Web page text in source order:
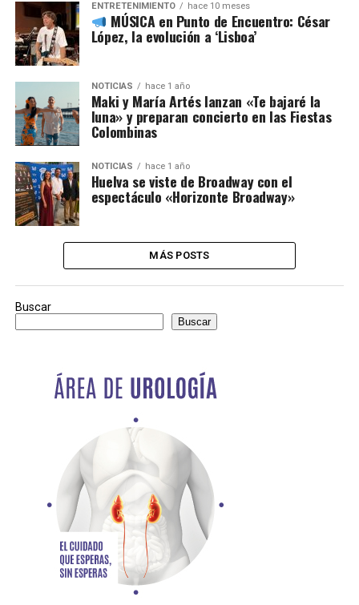
ENTRETENIMIENTO hace 10 meses
MÚSICA en Punto de Encuentro: César
López, la evolución a ‘Lisboa’
NOTICIAS hace 1 año
Maki y María Artés lanzan «Te bajaré la
luna» y preparan concierto en las Fiestas
Colombinas
NOTICIAS hace 1 año
Huelva se viste de Broadway con el
espectáculo «Horizonte Broadway»
MÁS POSTS
Buscar
Buscar